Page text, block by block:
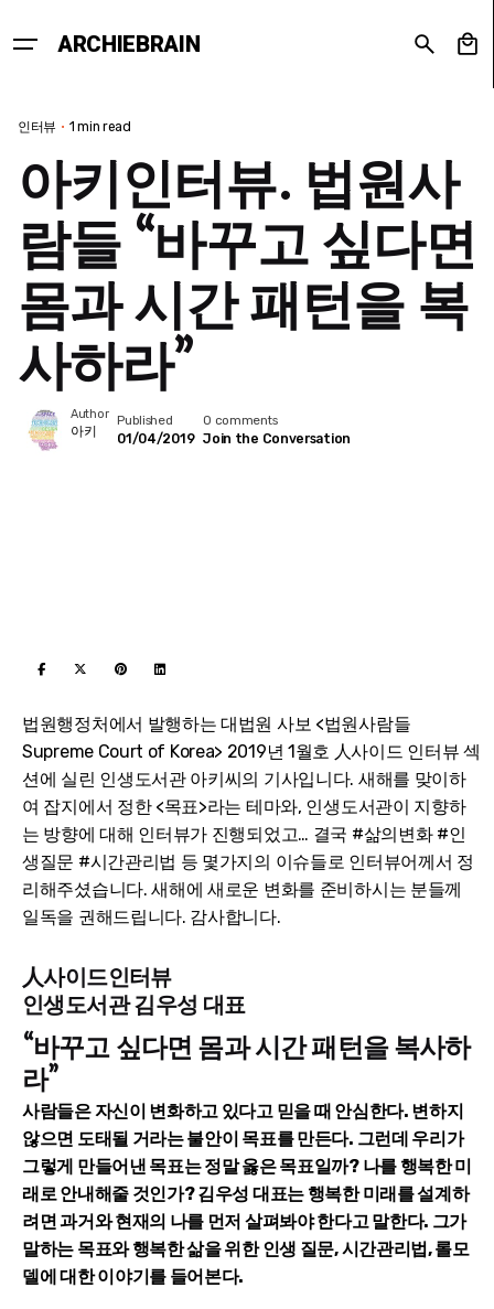
content
ARCHIEBRAIN
인터뷰 1 min read
아키인터뷰. 법원사
람들 “바꾸고 싶다면
몸과 시간 패턴을 복
사하라”
Author
아키
Published
01/04/2019
0 comments
Join the Conversation
법원행정처에서 발행하는 대법원 사보 <법원사람들
Supreme Court of Korea> 2019년 1월호 人사이드 인터뷰 섹
션에 실린 인생도서관 아키씨의 기사입니다. 새해를 맞이하
여 잡지에서 정한 <목표>라는 테마와, 인생도서관이 지향하
는 방향에 대해 인터뷰가 진행되었고… 결국 #삶의변화 #인
생질문 #시간관리법 등 몇가지의 이슈들로 인터뷰어께서 정
리해주셨습니다. 새해에 새로운 변화를 준비하시는 분들께
일독을 권해드립니다. 감사합니다.
人사이드인터뷰
인생도서관 김우성 대표
“바꾸고 싶다면 몸과 시간 패턴을 복사하
라”
사람들은 자신이 변화하고 있다고 믿을 때 안심한다. 변하지
않으면 도태될 거라는 불안이 목표를 만든다. 그런데 우리가
그렇게 만들어낸 목표는 정말 옳은 목표일까? 나를 행복한 미
래로 안내해줄 것인가? 김우성 대표는 행복한 미래를 설계하
려면 과거와 현재의 나를 먼저 살펴봐야 한다고 말한다. 그가
말하는 목표와 행복한 삶을 위한 인생 질문, 시간관리법, 롤모
델에 대한 이야기를 들어본다.